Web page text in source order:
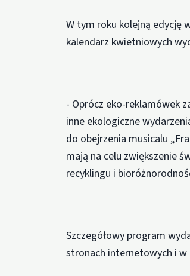
W tym roku kolejną edycję
kalendarz kwietniowych
- Oprócz eko-reklamówek
inne ekologiczne
do obejrzenia musicalu
mają na celu zwiększenie
recyklingu i
Szczegółowy program
stronach internetowych i w